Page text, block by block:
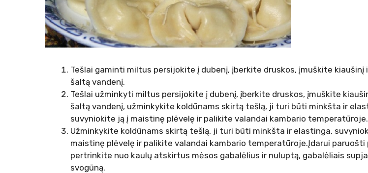
Tešlai gaminti miltus persijokite į dubenį, įberkite druskos, įmuškite kiaušinį
šaltą vandenį.
Tešlai užminkyti miltus persijokite į dubenį, įberkite druskos, įmuškite
šaltą vandenį, užminkykite koldūnams skirtą tešlą, ji turi būti minkšta ir
suvyniokite ją į maistinę plėvelę ir palikite valandai kambario temperatūroje.
Užminkykite koldūnams skirtą tešlą, ji turi būti minkšta ir elastinga,
maistinę plėvelę ir palikite valandai kambario temperatūroje.Įdarui paruošti
pertrinkite nuo kaulų atskirtus mėsos gabalėlius ir nuluptą, gabalėliais
svogūną.